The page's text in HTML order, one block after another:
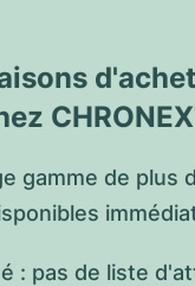
gamme de plus
: pas de liste